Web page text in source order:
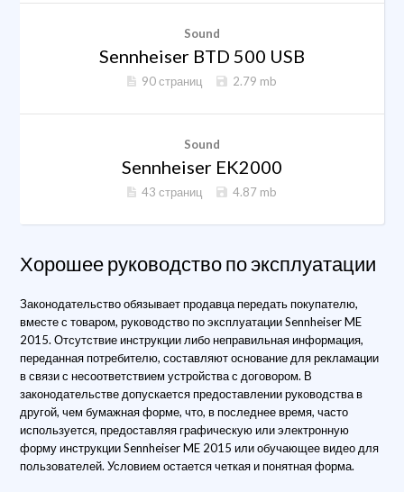
Sound
Sennheiser BTD 500 USB
90 страниц 2.79 mb
Sound
Sennheiser EK2000
43 страниц 4.87 mb
Хорошее руководство по эксплуатации
Законодательство обязывает продавца передать покупателю,
вместе с товаром, руководство по эксплуатации Sennheiser ME
2015. Отсутствие инструкции либо неправильная информация,
переданная потребителю, составляют основание для рекламации
в связи с несоответствием устройства с договором. В
законодательстве допускается предоставлении руководства в
другой, чем бумажная форме, что, в последнее время, часто
используется, предоставляя графическую или электронную
форму инструкции Sennheiser ME 2015 или обучающее видео для
пользователей. Условием остается четкая и понятная форма.